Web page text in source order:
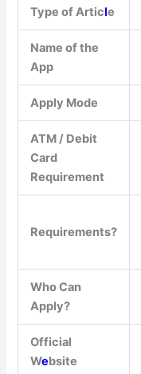
Type of Article
Name of the
App
Apply Mode
ATM / Debit
Card
Requirement
Requirements?
Who Can
Apply?
Official
Website